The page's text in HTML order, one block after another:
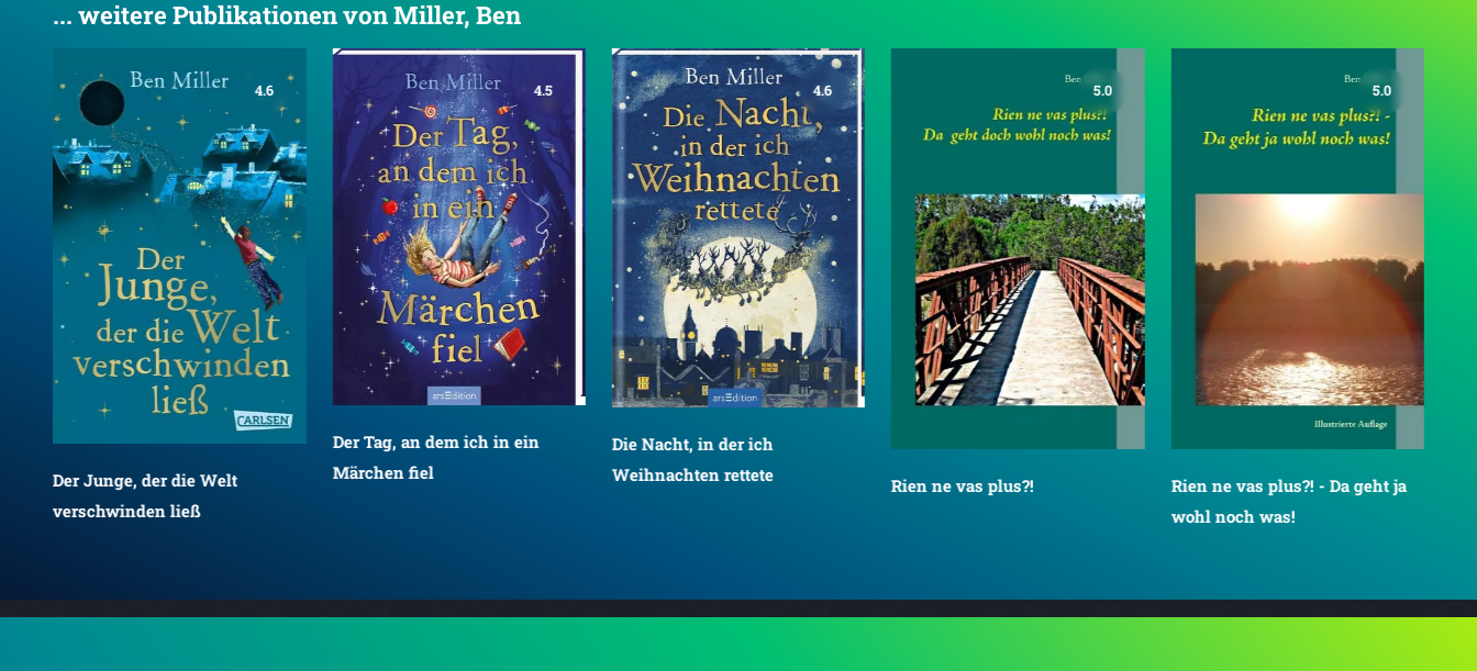
... weitere Publikationen von Miller, Ben
4.6
Der Junge, der die Welt
verschwinden ließ
4.5
Der Tag, an dem ich in ein
Märchen fiel
4.6
Die Nacht, in der ich
Weihnachten rettete
5.0
Rien ne vas plus?!
5.0
Rien ne vas plus?! - Da geht ja
wohl noch was!